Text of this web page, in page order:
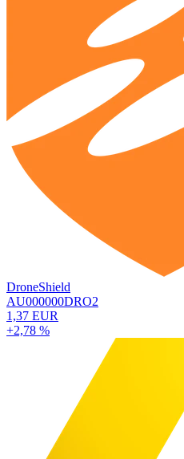
DroneShield
AU000000DRO2
1,37 EUR
+2,78 %